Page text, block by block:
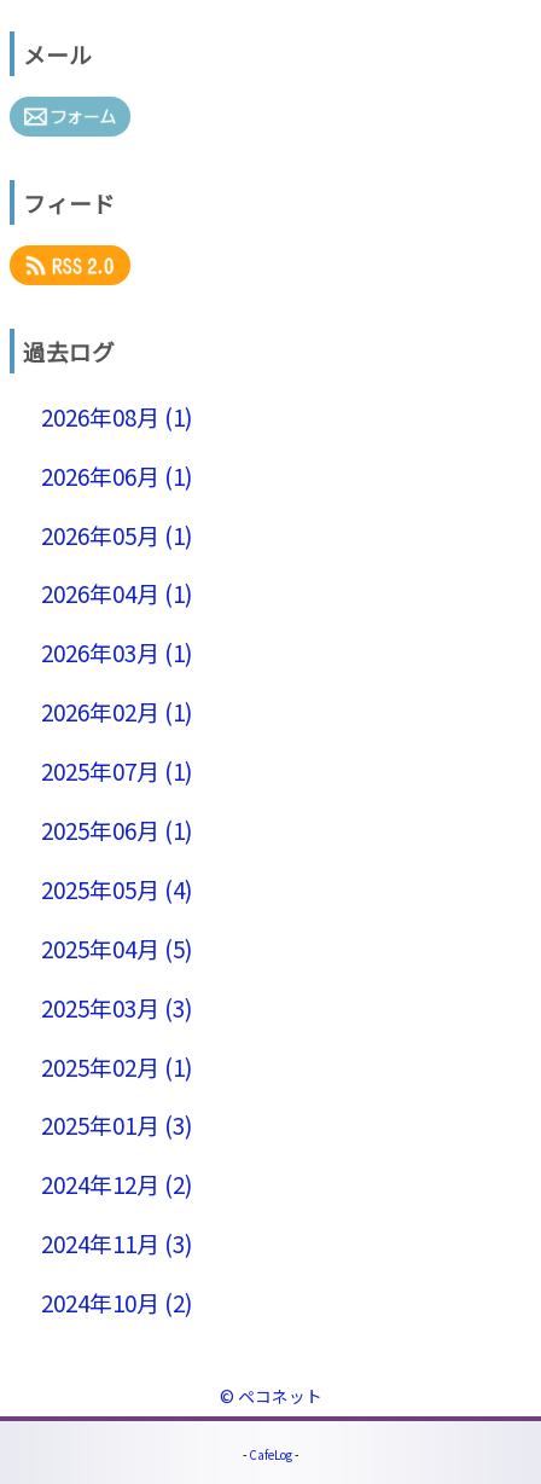
メール
フィード
過去ログ
2026年08月 (1)
2026年06月 (1)
2026年05月 (1)
2026年04月 (1)
2026年03月 (1)
2026年02月 (1)
2025年07月 (1)
2025年06月 (1)
2025年05月 (4)
2025年04月 (5)
2025年03月 (3)
2025年02月 (1)
2025年01月 (3)
2024年12月 (2)
2024年11月 (3)
2024年10月 (2)
© ペコネット
- CafeLog-